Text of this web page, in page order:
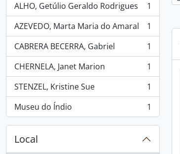
ALHO, Getúlio Geraldo Rodrigues
, 1 resultados
1
AZEVEDO, Marta Maria do Amaral
, 1 resultados
1
CABRERA BECERRA, Gabriel
, 1 resultados
1
CHERNELA, Janet Marion
, 1 resultados
1
STENZEL, Kristine Sue
, 1 resultados
1
Museu do Índio
, 1 resultados 1
Local